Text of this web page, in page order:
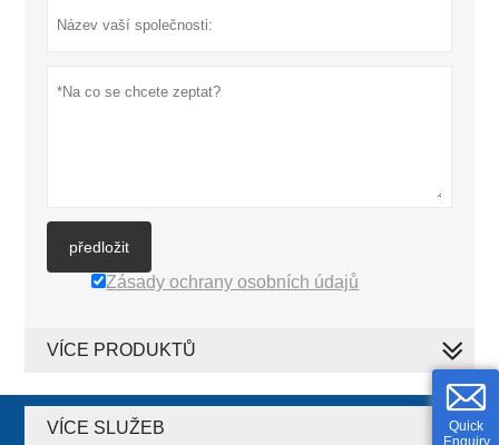
Quick
Enquiry
předložit
Zásady ochrany osobních údajů
VÍCE PRODUKTŮ
VÍCE SLUŽEB